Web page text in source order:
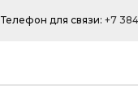
Телефон для связи: +7